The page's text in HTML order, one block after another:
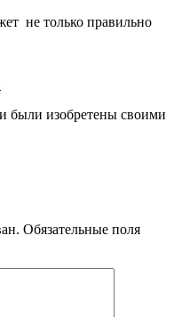
не только правильно
были изобретены своими
Обязательные поля